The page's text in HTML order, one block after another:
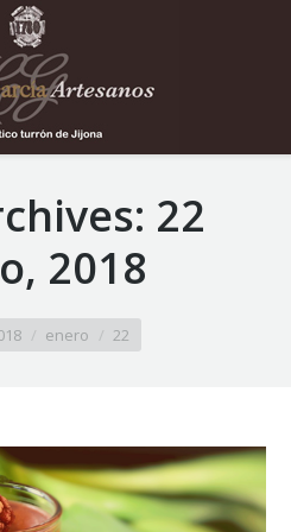
22
2018
enero 22